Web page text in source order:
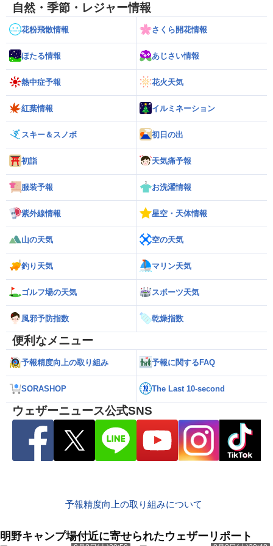
自然・季節・レジャー情報
花粉飛散情報 さくら開花情報
ほたる情報 あじさい情報
熱中症予報 花火天気
紅葉情報 イルミネーション
スキー＆スノボ 初日の出
初詣 天気痛予報
服装予報 お洗濯情報
紫外線情報 星空・天体情報
山の天気 空の天気
釣り天気 マリン天気
ゴルフ場の天気 スポーツ天気
風邪予防指数 乾燥指数
便利なメニュー
予報精度向上の取り組み 予報に関するFAQ
SORASHOP The Last 10-second
ウェザーニュース公式SNS
予報精度向上の取り組みについて
明野キャンプ場付近に寄せられたウェザーリポート